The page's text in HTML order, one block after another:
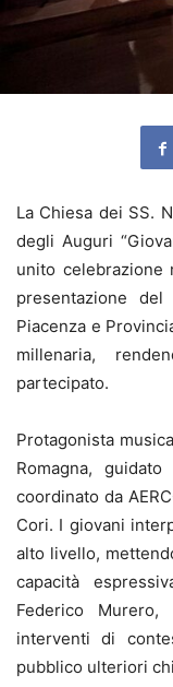
La Chiesa dei SS.
degli Auguri
unito celebrazione
presentazione
Piacenza e
millenaria,
partecipato.
Protagonista
Romagna,
coordinato da
Cori. I giovani
alto livello,
capacità
Federico Murero,
interventi di
pubblico ulteriori